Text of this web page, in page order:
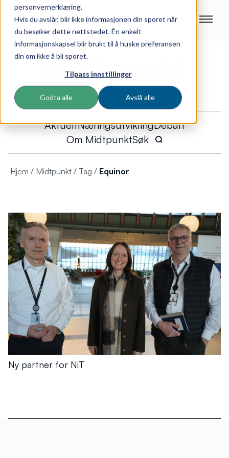
personvernerklæring.
Hvis du avslår, blir ikke informasjonen din sporet når
du besøker dette nettstedet. Én enkelt
informasjonskapsel blir brukt til å huske preferansen
din om ikke å bli sporet.
Tilpass innstillinger
Godta alle Avslå alle
Næringslivsmagasinet for Trondheimsregionen
AktueltNæringsutviklingDebatt
Om MidtpunktSøk
Hjem / Midtpunkt / Tag / Equinor
Ny partner for NiT